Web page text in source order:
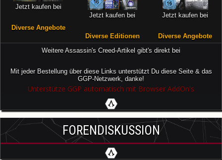
Jetzt kaufen bei
Diverse Angebote
Jetzt kaufen bei
Diverse Editionen
Jetzt kaufen bei
Diverse Angebote
Weitere Assassin's Creed-Artikel gibt's direkt bei
Mit jeder Bestellung über diese Links unterstützt Du diese Seite & das
GGP-Netzwerk, danke!
Unterstütze GGP automatisch mit Browser AddOn's
FORENDISKUSSION